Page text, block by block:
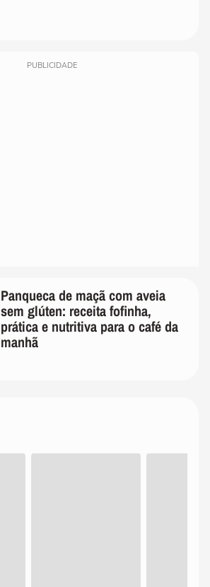
PUBLICIDADE
Panqueca de maçã com aveia
sem glúten: receita fofinha,
prática e nutritiva para o café da
manhã